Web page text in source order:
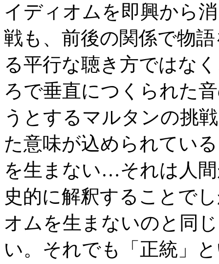
イディオムを即興から
戦も、前後の関係で物
る平行な聴き方ではな
ろで垂直につくられた
うとするマルタンの挑
た意味が込められてい
を生まない…それは人
史的に解釈することで
オムを生まないのと同
い。それでも「正統」